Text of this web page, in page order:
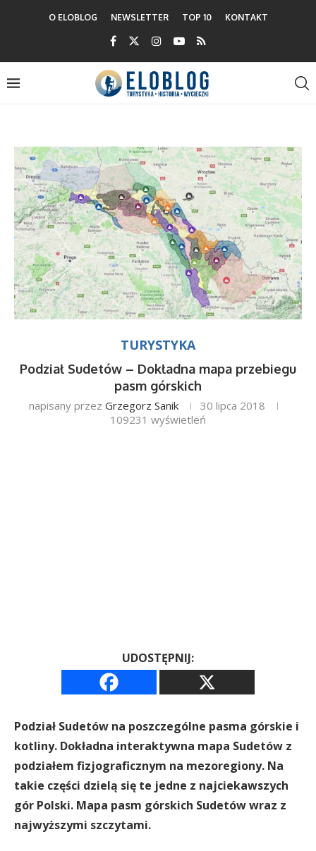
O ELOBLOG NEWSLETTER TOP 10 KONTAKT
TURYSTYKA
Podział Sudetów – Dokładna mapa przebiegu
pasm górskich
napisany przez Grzegorz Sanik
30 lipca 2018
109231 wyświetleń
UDOSTĘPNIJ:
Podział Sudetów na poszczególne pasma górskie i
kotliny. Dokładna interaktywna mapa Sudetów z
podziałem fizjograficznym na mezoregiony. Na
takie części dzielą się te jedne z najciekawszych
gór Polski. Mapa pasm górskich Sudetów wraz z
najwyższymi szczytami.